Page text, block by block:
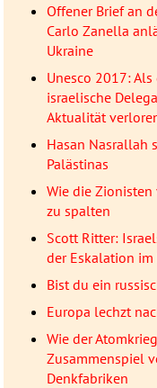
Offener Brief an
Carlo Zanella
Ukraine
Unesco 2017:
israelische
Aktualität
Hasan Nasrallah
Palästinas
Wie die Zionisten
zu spalten
Scott Ritter:
der Eskalation
Bist du ein
Europa lechzt
Wie der
Zusammenspiel
Denkfabriken